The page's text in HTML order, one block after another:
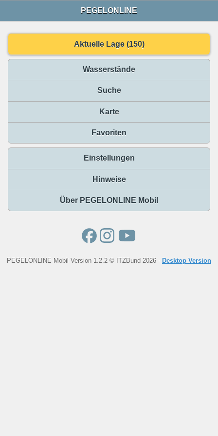
PEGELONLINE
Aktuelle Lage (150)
Wasserstände
Suche
Karte
Favoriten
Einstellungen
Hinweise
Über PEGELONLINE Mobil
PEGELONLINE Mobil Version 1.2.2 © ITZBund 2026 - Desktop Version